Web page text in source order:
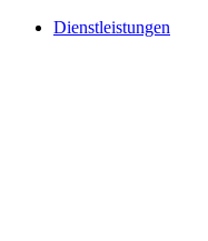
Dienstleistungen